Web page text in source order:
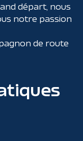
départ, nous
notre passion
de route